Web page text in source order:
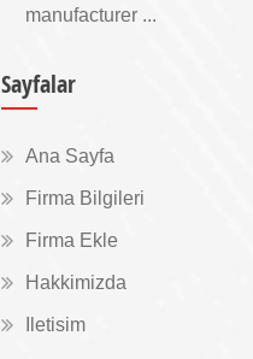
manufacturer ...
Sayfalar
Ana Sayfa
Firma Bilgileri
Firma Ekle
Hakkimizda
Iletisim